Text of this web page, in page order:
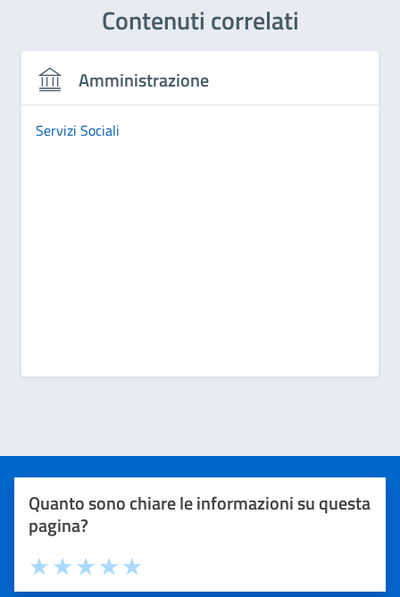
Contenuti correlati
Amministrazione
Servizi Sociali
Quanto sono chiare le informazioni su questa
pagina?
Valuta 5 stelle su 5
Valuta 4 stelle su 5
Valuta 3 stelle su 5
Valuta 2 stelle su 5
Valuta 1 stelle su 5